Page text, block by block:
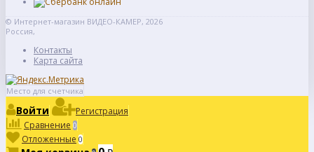
© Интернет-магазин ВИДЕО-КАМЕР, 2026
Россия,
Контакты
Карта сайта
Место для счетчика
Войти
Регистрация
Сравнение 0
Отложенные 0